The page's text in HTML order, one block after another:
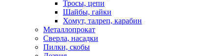
Тросы, цепи
Шайбы, гайки
Хомут, талреп, карабин
Металлопрокат
Сверла, насадки
Пилки, скобы